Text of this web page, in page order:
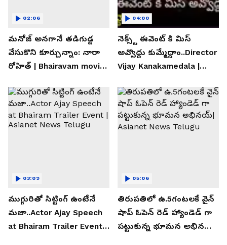
మనోజ్ అనగానే తడిగుడ్డ
వేసుకొని కూర్చున్నాం: నారా
రోహిత్ | Bhairavam movie |
02:06
నెక్స్ట్ ఈవెంట్ కి మిస్
అవ్వొద్దు కుమ్మేద్దాం..Director
Vijay Kanakamedala |
04:00
ముగ్గురితో సిట్టింగ్ ఉంటేనే
మజా..Actor Ajay Speech
at Bhairam Trailer Event |
03:09
తిరుపతిలో ఉ.5గంటలకే వైన్
షాప్ ఓపెన్ రెడ్ హ్యాండెడ్ గా
పట్టుకున్న భూమన అభినయ్|
05:06